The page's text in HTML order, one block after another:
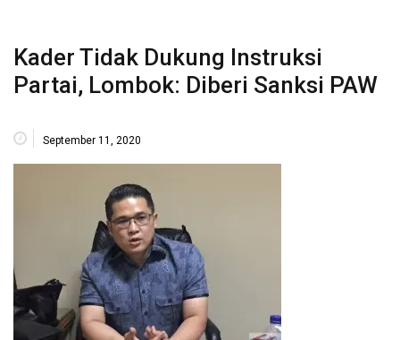
Kader Tidak Dukung Instruksi
Partai, Lombok: Diberi Sanksi PAW
September 11, 2020